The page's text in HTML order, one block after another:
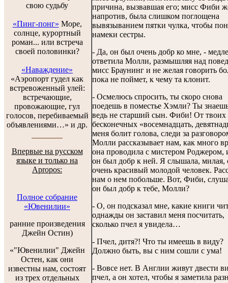
свою судьбу
«Пинг-понг» Море,
солнце, курортный
роман... или встреча
своей половинки?
«Наваждение»
«Аэропорт гудел как
встревоженный улей:
встречающие,
провожающие, гул
голосов, перебиваемый
объявлениями…» и др.
Впервые на русском
языке и только на
Apropos:
Полное собрание
«Ювенилии»
ранние произведения
Джейн Остин)
«"Ювенилии" Джейн
Остен, как они
известны нам, состоят
из трех отдельных
причина, вызвавшая его; мисс Фиби
напротив, была слишком поглощена
вывязыванием пятки чулка, чтобы
намеки сестры.
- Да, он был очень добр ко мне, -
ответила Молли, размышляя над
мисс Браунинг и не желая говорить
пока не поймет, к чему та клонит.
- Осмелюсь спросить, ты скоро снова
поедешь в поместье Хэмли? Ты
ведь не старший сын. Фиби! От твоих
бесконечных «восемнадцать,
меня болит голова, следи за
Молли рассказывает нам, как много
она проводила с мистером Роджером,
он был добр к ней. Я слышала, милая,
очень красивый молодой человек.
нам о нем побольше. Вот, Фиби,
он был добр к тебе, Молли?
- О, он подсказал мне, какие книги
однажды он заставил меня посчитать,
сколько пчел я увидела…
- Пчел, дитя?! Что ты имеешь в виду?
Должно быть, вы с ним сошли с ума!
- Вовсе нет. В Англии живут двести
пчел, а он хотел, чтобы я заметила